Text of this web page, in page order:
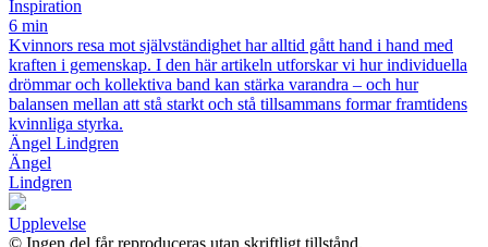
Inspiration
6 min
Kvinnors resa mot självständighet har alltid gått hand i hand med
kraften i gemenskap. I den här artikeln utforskar vi hur individuella
drömmar och kollektiva band kan stärka varandra – och hur
balansen mellan att stå starkt och stå tillsammans formar framtidens
kvinnliga styrka.
Ängel Lindgren
Ängel
Lindgren
Upplevelse
© Ingen del får reproduceras utan skriftligt tillstånd.